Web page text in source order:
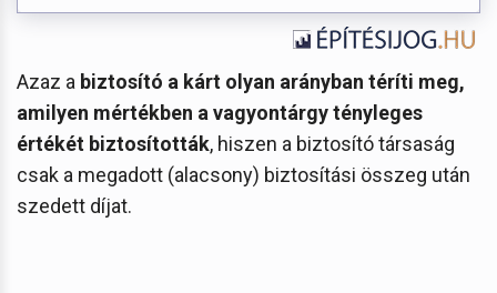
Azaz a biztosító a kárt olyan arányban téríti meg,
amilyen mértékben a vagyontárgy tényleges
értékét biztosították, hiszen a biztosító társaság
csak a megadott (alacsony) biztosítási összeg után
szedett díjat.